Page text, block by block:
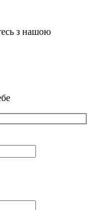
з нашою